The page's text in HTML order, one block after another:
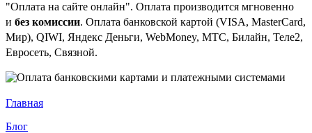
"Оплата на сайте онлайн". Оплата производится мгновенно
и без комиссии. Оплата банковской картой (VISA, MasterCard,
Мир), QIWI, Яндекс Деньги, WebMoney, МТС, Билайн, Теле2,
Евросеть, Связной.
Главная
Блог